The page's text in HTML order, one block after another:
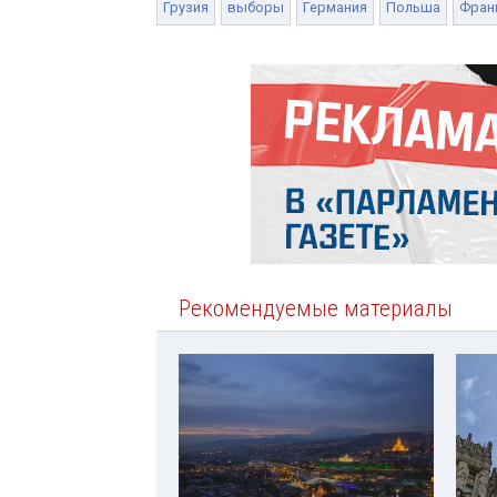
Грузия выборы Германия Польша
Рекомендуемые материалы